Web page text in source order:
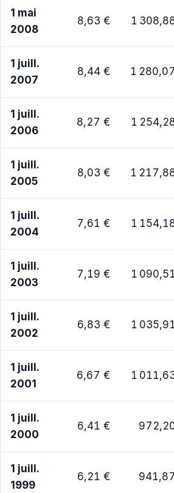
1 mai
2008
8,63 € 1
1 juill.
2007
8,44 € 1
1 juill.
2006
8,27 € 1
1 juill.
2005
8,03 € 1
1 juill.
2004
7,61 € 1
1 juill.
2003
7,19 € 1
1 juill.
2002
6,83 € 1
1 juill.
2001
6,67 € 1
1 juill.
2000
6,41 €
1 juill.
1999
6,21 €